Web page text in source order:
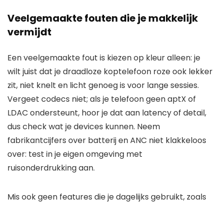
Veelgemaakte fouten die je makkelijk
vermijdt
Een veelgemaakte fout is kiezen op kleur alleen: je
wilt juist dat je draadloze koptelefoon roze ook lekker
zit, niet knelt en licht genoeg is voor lange sessies.
Vergeet codecs niet; als je telefoon geen aptX of
LDAC ondersteunt, hoor je dat aan latency of detail,
dus check wat je devices kunnen. Neem
fabrikantcijfers over batterij en ANC niet klakkeloos
over: test in je eigen omgeving met
ruisonderdrukking aan.
Mis ook geen features die je dagelijks gebruikt, zoals